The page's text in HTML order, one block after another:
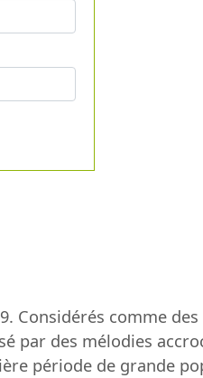
Considérés comme
par des mélodies
période de grande